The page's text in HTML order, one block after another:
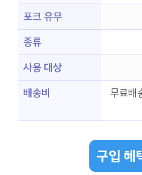
포크 유무
종류
사용 대상
배송비
무료배
구입 혜